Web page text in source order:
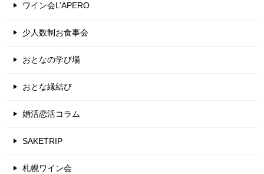
ワイン会L’APERO
少人数制お食事会
おとなの学び場
おとな縁結び
婚活恋活コラム
SAKETRIP
札幌ワイン会